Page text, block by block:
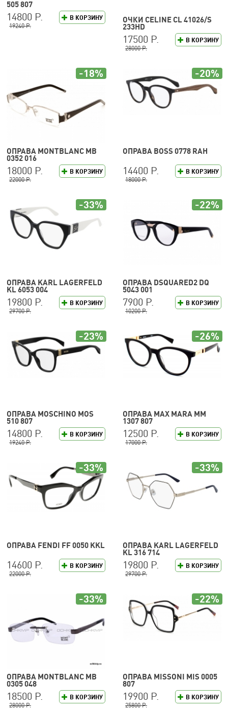
505 807
В КОРЗИНУ
14800 Р.
19240 Р.
ОЧКИ CELINE CL 41026/S
233HD
В КОРЗИНУ
17500 Р.
28000 Р.
ОПРАВА MONTBLANC MB
0352 016
В КОРЗИНУ
18000 Р.
22000 Р.
-18%
ОПРАВА BOSS 0778 RAH
В КОРЗИНУ
14400 Р.
18000 Р.
-20%
ОПРАВА KARL LAGERFELD
KL 6053 004
В КОРЗИНУ
19800 Р.
29700 Р.
-33%
ОПРАВА DSQUARED2 DQ
5043 001
В КОРЗИНУ
7900 Р.
10200 Р.
-22%
ОПРАВА MOSCHINO MOS
510 807
В КОРЗИНУ
14800 Р.
19240 Р.
-23%
ОПРАВА MAX MARA MM
1307 807
В КОРЗИНУ
12500 Р.
17000 Р.
-26%
ОПРАВА FENDI FF 0050 KKL
В КОРЗИНУ
14600 Р.
22000 Р.
-33%
ОПРАВА KARL LAGERFELD
KL 316 714
В КОРЗИНУ
19800 Р.
29700 Р.
-33%
ОПРАВА MONTBLANC MB
0305 048
В КОРЗИНУ
18500 Р.
28000 Р.
-33%
ОПРАВА MISSONI MIS 0005
807
В КОРЗИНУ
19900 Р.
25800 Р.
-22%